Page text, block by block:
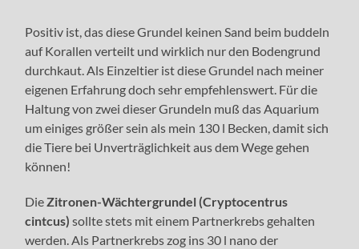
Positiv ist, das diese Grundel keinen Sand beim buddeln
auf Korallen verteilt und wirklich nur den Bodengrund
durchkaut. Als Einzeltier ist diese Grundel nach meiner
eigenen Erfahrung doch sehr empfehlenswert. Für die
Haltung von zwei dieser Grundeln muß das Aquarium
um einiges größer sein als mein 130 l Becken, damit sich
die Tiere bei Unverträglichkeit aus dem Wege gehen
können!
DieZitronen-Wächtergrundel (Cryptocentrus
cintcus) sollte stets mit einem Partnerkrebs gehalten
werden. Als Partnerkrebs zog ins 30 l nanoder